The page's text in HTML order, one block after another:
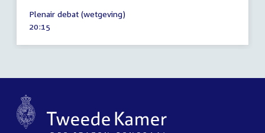
mei
2025
Plenair debat (wetgeving)
Tijd
20:15